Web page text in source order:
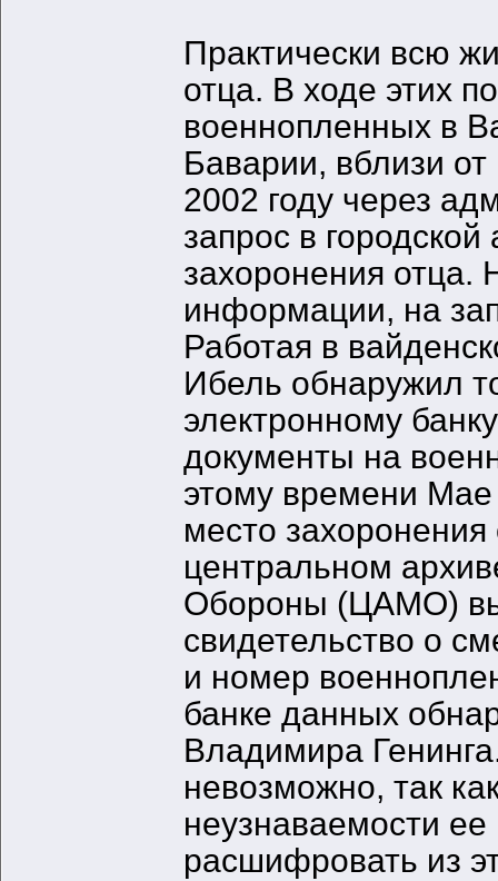
Практически всю
отца. В ходе этих
военнопленных в
Баварии, вблизи
2002 году через
запрос в
захоронения отца.
информации, на
Работая в
Ибель обнаружил
электронному
документы на
этому времени
место
центральном
Обороны (ЦАМО)
свидетельство о
и номер
банке данных
Владимира
невозможно, так
неузнаваемости
расшифровать из